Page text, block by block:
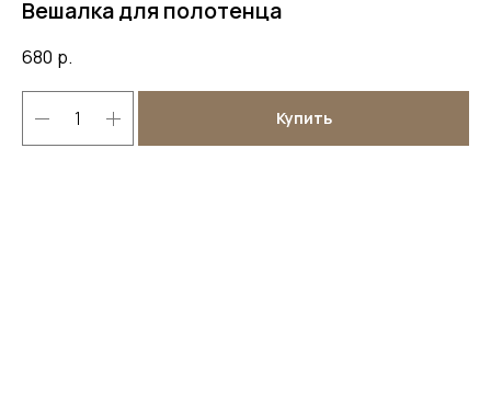
Вешалка для полотенца
680 р.
Купить